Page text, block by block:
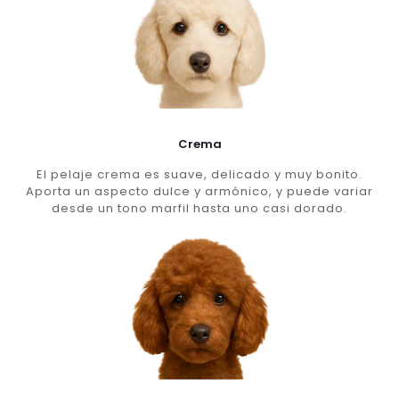
Crema
El pelaje crema es suave, delicado y muy bonito.
Aporta un aspecto dulce y armónico, y puede variar
desde un tono marfil hasta uno casi dorado.